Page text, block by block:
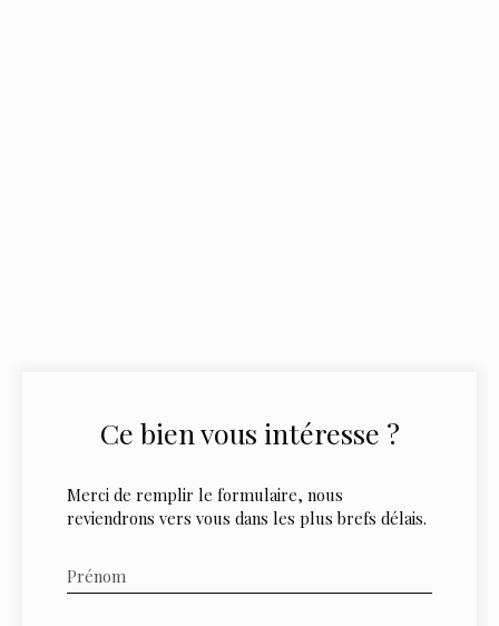
Ce bienvous intéresse ?
Merci de remplir le formulaire, nous
reviendrons vers vous dans les plus brefs délais.
Prénom